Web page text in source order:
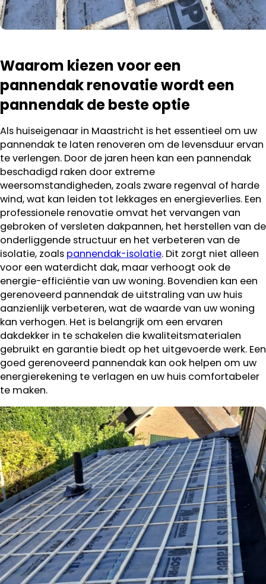
Waarom kiezen voor een
pannendak renovatie wordt een
pannendak de beste optie
Als huiseigenaar in Maastricht is het essentieel om uw
pannendak te laten renoveren om de levensduur ervan
te verlengen. Door de jaren heen kan een pannendak
beschadigd raken door extreme
weersomstandigheden, zoals zware regenval of harde
wind, wat kan leiden tot lekkages en energieverlies. Een
professionele renovatie omvat het vervangen van
gebroken of versleten dakpannen, het herstellen van de
onderliggende structuur en het verbeteren van de
isolatie, zoals pannendak-isolatie. Dit zorgt niet alleen
voor een waterdicht dak, maar verhoogt ook de
energie-efficiëntie van uw woning. Bovendien kan een
gerenoveerd pannendak de uitstraling van uw huis
aanzienlijk verbeteren, wat de waarde van uw woning
kan verhogen. Het is belangrijk om een ervaren
dakdekker in te schakelen die kwaliteitsmaterialen
gebruikt en garantie biedt op het uitgevoerde werk. Een
goed gerenoveerd pannendak kan ook helpen om uw
energierekening te verlagen en uw huis comfortabeler
te maken.